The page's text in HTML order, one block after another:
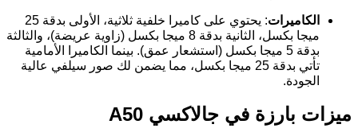
الكاميرات
: يحتوي على كاميرا خلفية ثلاثية، الأولى بدقة 25
ميجا بكسل، الثانية بدقة 8 ميجا بكسل (زاوية عريضة)، والثالثة
بدقة 5 ميجا بكسل (استشعار عمق). بينما الكاميرا الأمامية
تأتي بدقة 25 ميجا بكسل، مما يضمن لك صور سيلفي عالية
الجودة.
ميزات بارزة في جالاكسي A50